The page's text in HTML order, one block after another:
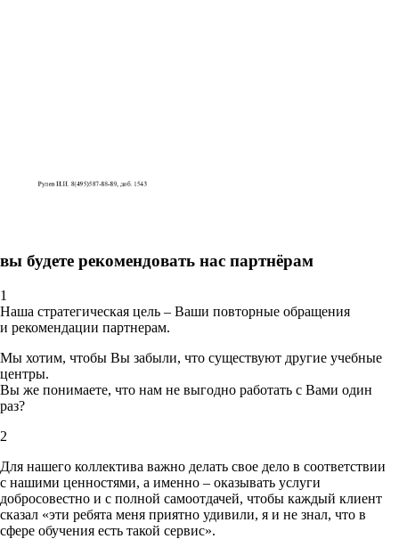
вы будете рекомендовать нас партнёрам
1
Наша стратегическая цель – Ваши повторные обращения
и рекомендации партнерам.
Мы хотим, чтобы Вы забыли, что существуют другие учебные
центры.
Вы же понимаете, что нам не выгодно работать с Вами один
раз?
2
Для нашего коллектива важно делать свое дело в соответствии
с нашими ценностями, а именно – оказывать услуги
добросовестно и с полной самоотдачей, чтобы каждый клиент
сказал «эти ребята меня приятно удивили, я и не знал, что в
сфере обучения есть такой сервис».